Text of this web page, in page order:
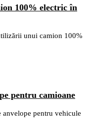
100% electric în
unui camion 100%
pentru camioane
anvelope pentru vehicule